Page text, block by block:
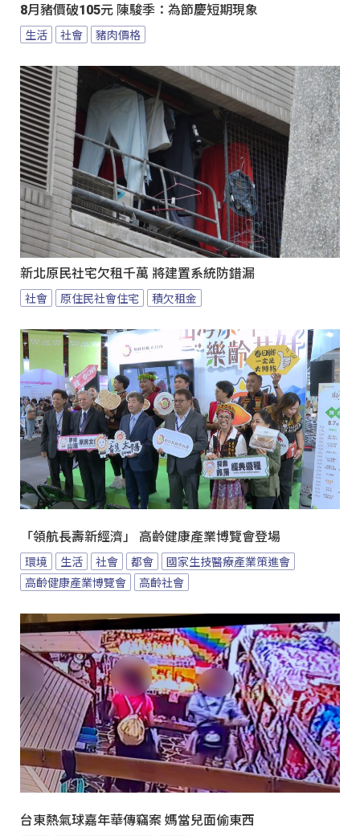
8月豬價破105元 陳駿季：為節慶短期現象
生活 社會 豬肉價格
新北原民社宅欠租千萬 將建置系統防錯漏
社會 原住民社會住宅 積欠租金
「領航長壽新經濟」 高齡健康產業博覽會登場
環境 生活 社會 都會
國家生技醫療產業策進會
高齡健康產業博覽會
高齡社會
台東熱氣球嘉年華傳竊案 媽當兒面偷東西